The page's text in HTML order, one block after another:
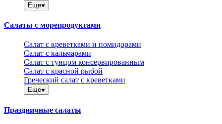
Еще
Салаты с морепродуктами
Салат с креветками и помидорами
Салат с кальмарами
Салат с тунцом консервированным
Салат с красной рыбой
Греческий салат с креветками
Еще
Праздничные салаты